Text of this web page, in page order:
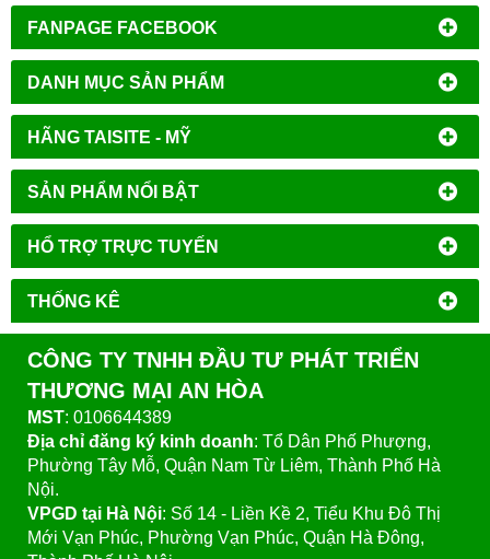
FANPAGE FACEBOOK
DANH MỤC SẢN PHẨM
HÃNG TAISITE - MỸ
SẢN PHẨM NỔI BẬT
HỔ TRỢ TRỰC TUYẾN
THỐNG KÊ
CÔNG TY TNHH ĐẦU TƯ PHÁT TRIỂN
THƯƠNG MẠI AN HÒA
MST: 0106644389
Địa chỉ đăng ký kinh doanh: Tổ Dân Phố Phượng,
Phường Tây Mỗ, Quận Nam Từ Liêm, Thành Phố Hà
Nội.
VPGD tại Hà Nội: Số 14 - Liền Kề 2, Tiểu Khu Đô Thị
Mới Vạn Phúc, Phường Vạn Phúc, Quận Hà Đông,